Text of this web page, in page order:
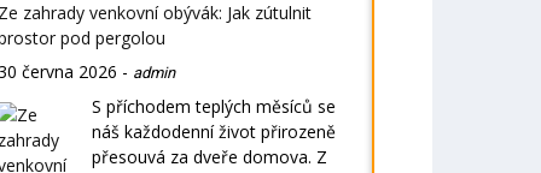
zahrady venkovní obývák: Jak zútulnit
pod pergolou
června 2026 - admin
S příchodem teplých měsíců se
náš každodenní život přirozeně
přesouvá za dveře domova. Z